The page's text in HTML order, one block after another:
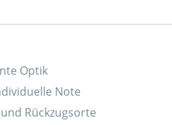
Optik
Note
Rückzugsorte